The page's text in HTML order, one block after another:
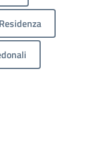
Residenza